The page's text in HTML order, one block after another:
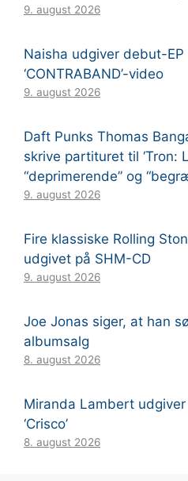
9. august 2026
Naisha udgiver debut-EP
‘CONTRABAND’-video
9. august 2026
Daft Punks Thomas
skrive partituret til ‘Tron:
“deprimerende” og
9. august 2026
Fire klassiske Rolling
udgivet på SHM-CD
9. august 2026
Joe Jonas siger, at han
albumsalg
8. august 2026
Miranda Lambert udgiver
‘Crisco’
8. august 2026